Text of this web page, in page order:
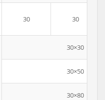
30 30
30×30
30×50
30×80